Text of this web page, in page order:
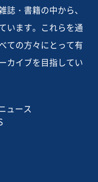
誌・書籍の中から、
います。これらを通
ての方々にとって有
カイブを目指してい
ュース